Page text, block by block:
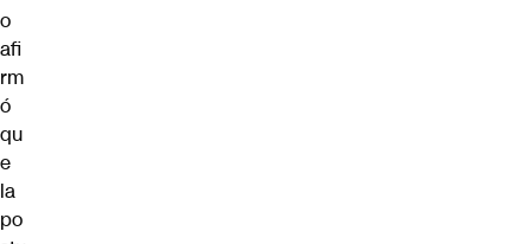
o
afi
rm
ó
qu
e
la
po